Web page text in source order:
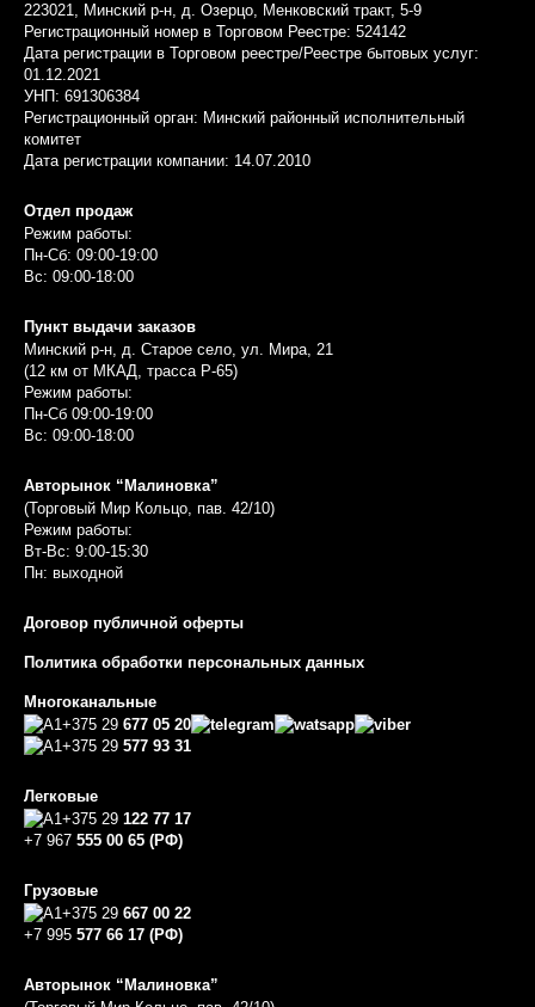
223021, Минский р-н, д. Озерцо, Менковский тракт, 5-9
Регистрационный номер в Торговом Реестре: 524142
Дата регистрации в Торговом реестре/Реестре бытовых услуг:
01.12.2021
УНП: 691306384
Регистрационный орган: Минский районный исполнительный
комитет
Дата регистрации компании: 14.07.2010
Отдел продаж
Режим работы:
Пн-Сб: 09:00-19:00
Вс: 09:00-18:00
Пункт выдачи заказов
Минский р-н, д. Старое село, ул. Мира, 21
(12 км от МКАД, трасса P-65)
Режим работы:
Пн-Сб 09:00-19:00
Вс: 09:00-18:00
Авторынок “Малиновка”
(Торговый Мир Кольцо, пав. 42/10)
Режим работы:
Вт-Вс: 9:00-15:30
Пн: выходной
Договор публичной оферты
Политика обработки персональных данных
Многоканальные
+375 29 677 05 20
+375 29 577 93 31
Легковые
+375 29 122 77 17
+7 967 555 00 65 (РФ)
Грузовые
+375 29 667 00 22
+7 995 577 66 17 (РФ)
Авторынок “Малиновка”